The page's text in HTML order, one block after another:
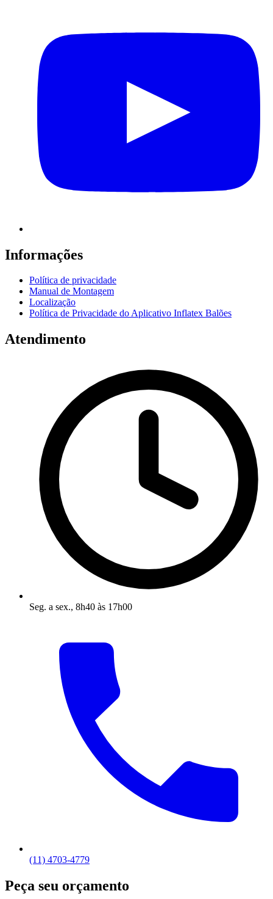
Informações
Política de privacidade
Manual de Montagem
Localização
Política de Privacidade do Aplicativo Inflatex Balões
Atendimento
Seg. a sex., 8h40 às 17h00
(11) 4703-4779
Peça seu orçamento